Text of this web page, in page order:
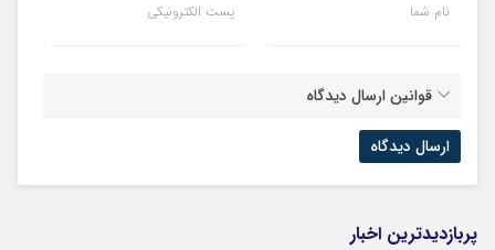
نام شما پست الکترونیکی
قوانین ارسال دیدگاه
پربازدیدترین اخبار